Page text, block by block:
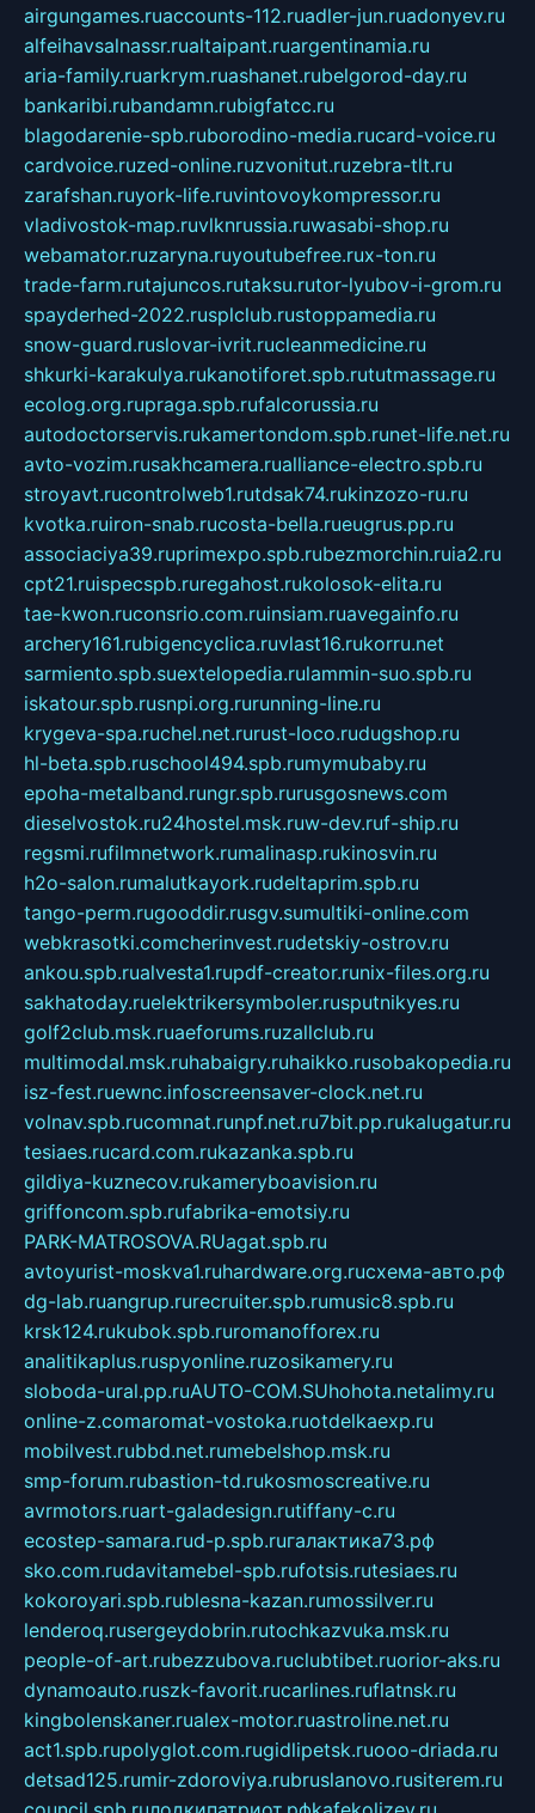
airgungames.ruaccounts-112.ruadler-jun.ruadonyev.ru
alfeihavsalnassr.rualtaipant.ruargentinamia.ru
aria-family.ruarkrym.ruashanet.rubelgorod-day.ru
bankaribi.rubandamn.rubigfatcc.ru
blagodarenie-spb.ruborodino-media.rucard-voice.ru
cardvoice.ruzed-online.ruzvonitut.ruzebra-tlt.ru
zarafshan.ruyork-life.ruvintovoykompressor.ru
vladivostok-map.ruvlknrussia.ruwasabi-shop.ru
webamator.ruzaryna.ruyoutubefree.rux-ton.ru
trade-farm.rutajuncos.rutaksu.rutor-lyubov-i-grom.ru
spayderhed-2022.rusplclub.rustoppamedia.ru
snow-guard.ruslovar-ivrit.rucleanmedicine.ru
shkurki-karakulya.rukanotiforet.spb.rututmassage.ru
ecolog.org.rupraga.spb.rufalcorussia.ru
autodoctorservis.rukamertondom.spb.runet-life.net.ru
avto-vozim.rusakhcamera.rualliance-electro.spb.ru
stroyavt.rucontrolweb1.rutdsak74.rukinzozo-ru.ru
kvotka.ruiron-snab.rucosta-bella.rueugrus.pp.ru
associaciya39.ruprimexpo.spb.rubezmorchin.ruia2.ru
cpt21.ruispecspb.ruregahost.rukolosok-elita.ru
tae-kwon.ruconsrio.com.ruinsiam.ruavegainfo.ru
archery161.rubigencyclica.ruvlast16.rukorru.net
sarmiento.spb.suextelopedia.rulammin-suo.spb.ru
iskatour.spb.rusnpi.org.rurunning-line.ru
krygeva-spa.ruchel.net.rurust-loco.rudugshop.ru
hl-beta.spb.ruschool494.spb.rumymubaby.ru
epoha-metalband.rungr.spb.rurusgosnews.com
dieselvostok.ru24hostel.msk.ruw-dev.ruf-ship.ru
regsmi.rufilmnetwork.rumalinasp.rukinosvin.ru
h2o-salon.rumalutkayork.rudeltaprim.spb.ru
tango-perm.rugooddir.rusgv.sumultiki-online.com
webkrasotki.comcherinvest.rudetskiy-ostrov.ru
ankou.spb.rualvesta1.rupdf-creator.runix-files.org.ru
sakhatoday.ruelektrikersymboler.rusputnikyes.ru
golf2club.msk.ruaeforums.ruzallclub.ru
multimodal.msk.ruhabaigry.ruhaikko.rusobakopedia.ru
isz-fest.ruewnc.infoscreensaver-clock.net.ru
volnav.spb.rucomnat.runpf.net.ru7bit.pp.rukalugatur.ru
tesiaes.rucard.com.rukazanka.spb.ru
gildiya-kuznecov.rukameryboavision.ru
griffoncom.spb.rufabrika-emotsiy.ru
PARK-MATROSOVA.RUagat.spb.ru
avtoyurist-moskva1.ruhardware.org.ruсхема-авто.рф
dg-lab.ruangrup.rurecruiter.spb.rumusic8.spb.ru
krsk124.rukubok.spb.ruromanofforex.ru
analitikaplus.ruspyonline.ruzosikamery.ru
sloboda-ural.pp.ruAUTO-COM.SUhohota.netalimy.ru
online-z.comaromat-vostoka.ruotdelkaexp.ru
mobilvest.rubbd.net.rumebelshop.msk.ru
smp-forum.rubastion-td.rukosmoscreative.ru
avrmotors.ruart-galadesign.rutiffany-c.ru
ecostep-samara.rud-p.spb.ruгалактика73.рф
sko.com.rudavitamebel-spb.rufotsis.rutesiaes.ru
kokoroyari.spb.rublesna-kazan.rumossilver.ru
lenderoq.rusergeydobrin.rutochkazvuka.msk.ru
people-of-art.rubezzubova.ruclubtibet.ruorior-aks.ru
dynamoauto.ruszk-favorit.rucarlines.ruflatnsk.ru
kingbolenskaner.rualex-motor.ruastroline.net.ru
act1.spb.rupolyglot.com.rugidlipetsk.ruooo-driada.ru
detsad125.rumir-zdoroviya.rubruslanovo.rusiterem.ru